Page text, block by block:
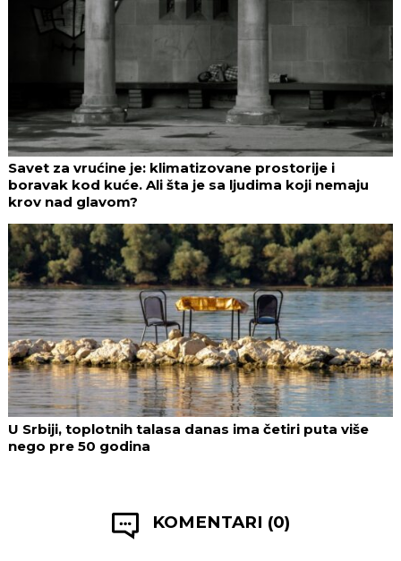
Savet za vrućine je: klimatizovane prostorije i
boravak kod kuće. Ali šta je sa ljudima koji nemaju
krov nad glavom?
U Srbiji, toplotnih talasa danas ima četiri puta više
nego pre 50 godina
KOMENTARI (0)